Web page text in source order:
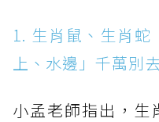
1. 生肖鼠、生肖蛇
上、水邊」千萬別
小孟老師指出，生